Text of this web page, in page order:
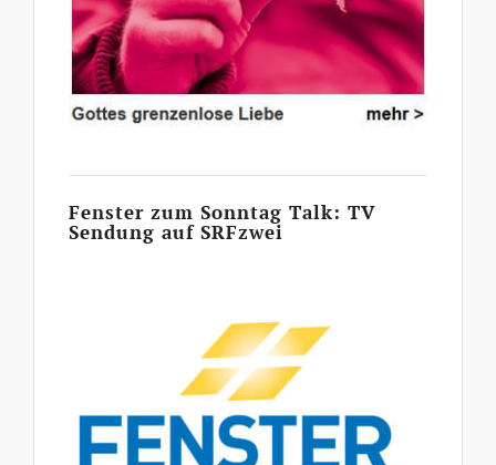
Fenster zum Sonntag Talk: TV
Sendung auf SRFzwei